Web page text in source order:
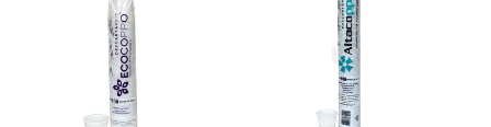
unidades
180ml
07344
quantidade
pacote
com
100
unidades
de